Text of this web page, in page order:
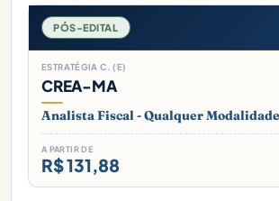
PÓS-EDITAL
ESTRATÉGIA C. (E)
CREA-MA
Analista Fiscal - Qualquer Modalidade
A PARTIR DE
R$ 131,88